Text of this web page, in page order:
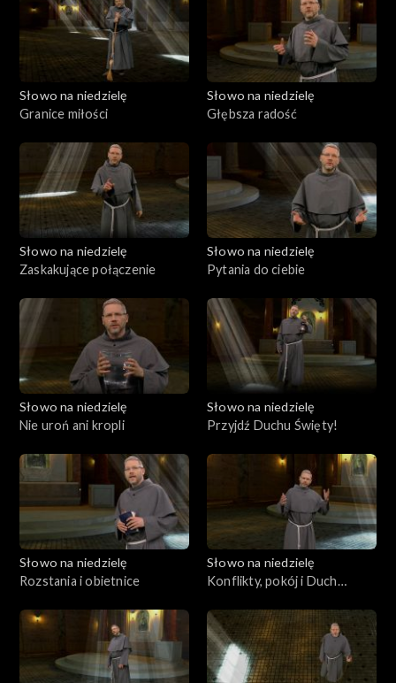
Słowo na niedzielę
Granice miłości
Słowo na niedzielę
Głębsza radość
Słowo na niedzielę
Zaskakujące połączenie
Słowo na niedzielę
Pytania do ciebie
Słowo na niedzielę
Nie uroń ani kropli
Słowo na niedzielę
Przyjdź Duchu Święty!
Słowo na niedzielę
Rozstania i obietnice
Słowo na niedzielę
Konflikty, pokój i Duch